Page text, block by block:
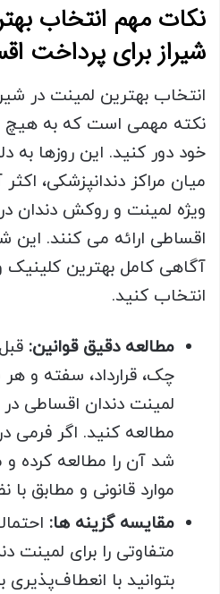
نکات مهم انتخاب
شیراز برای پرداخت
انتخاب بهترین لمینت در
نکته مهمی است که به هیچ
خود دور کنید. این روزها به
میان مراکز دندانپزشکی،
ویژه لمینت و روکش دندان
اقساطی ارائه می کنند. این
آگاهی کامل بهترین کلینیک
انتخاب کنید.
مطالعه دقیق قوانین:
چک، قرارداد، سفته و
لمینت دندان اقساطی در
مطالعه کنید. اگر فرمی
شد آن را مطالعه کرده
موارد قانونی و مطابق
مقایسه گزینه ها:
متفاوتی را برای لمینت
بتوانید با